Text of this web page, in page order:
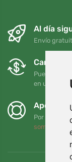
Al día
Envío
Cambios
Puede
en un plazo
Por cada
somos